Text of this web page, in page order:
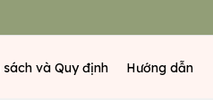
sách và Quy định Hướng dẫn